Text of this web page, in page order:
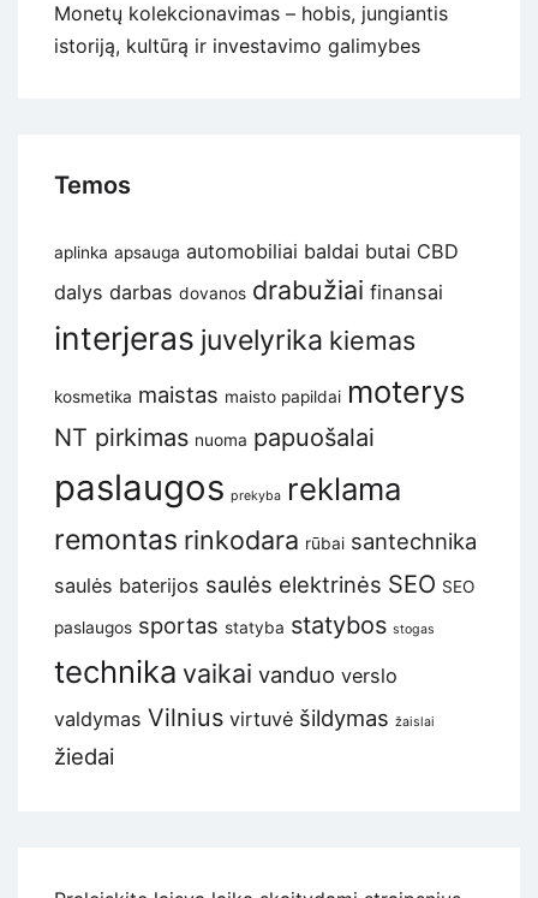
Monetų kolekcionavimas – hobis, jungiantis
istoriją, kultūrą ir investavimo galimybes
Temos
aplinka apsauga automobiliai baldai butai CBD
dalys darbas dovanos drabužiai finansai
interjeras juvelyrika kiemas
kosmetika maistas maisto papildai moterys
NT pirkimas nuoma papuošalai
paslaugos prekyba reklama
remontas rinkodara rūbai santechnika
saulės baterijos saulės elektrinės SEO SEO
paslaugos sportas statyba statybos stogas
technika vaikai vanduo verslo
valdymas Vilnius virtuvė šildymas žaislai
žiedai